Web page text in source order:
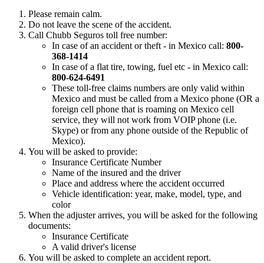
Please remain calm.
Do not leave the scene of the accident.
Call Chubb Seguros toll free number:
In case of an accident or theft - in Mexico call: 800-
368-1414
In case of a flat tire, towing, fuel etc - in Mexico call:
800-624-6491
These toll-free claims numbers are only valid within
Mexico and must be called from a Mexico phone (OR a
foreign cell phone that is roaming on Mexico cell
service, they will not work from VOIP phone (i.e.
Skype) or from any phone outside of the Republic of
Mexico).
You will be asked to provide:
Insurance Certificate Number
Name of the insured and the driver
Place and address where the accident occurred
Vehicle identification: year, make, model, type, and
color
When the adjuster arrives, you will be asked for the following
documents:
Insurance Certificate
A valid driver's license
You will be asked to complete an accident report.